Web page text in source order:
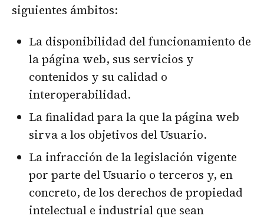
siguientes ámbitos:
La disponibilidad del funcionamiento de
la página web, sus servicios y
contenidos y su calidad o
interoperabilidad.
La finalidad para la que la página web
sirva a los objetivos del Usuario.
La infracción de la legislación vigente
por parte del Usuario o terceros y, en
concreto, de los derechos de propiedad
intelectual e industrial que sean